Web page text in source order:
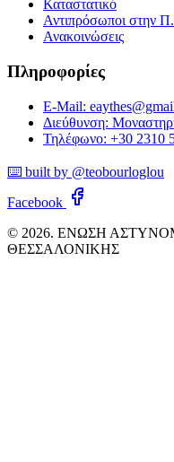
Καταστατικό
Αντιπρόσωποι στην
Ανακοινώσεις
Πληροφορίες
E-Mail:
Διεύθυνση:
Τηλέφωνο: +30 2310
⌨️ built by @teobourloglou
Facebook
© 2026. ΕΝΩΣΗ
ΘΕΣΣΑΛΟΝΙΚΗΣ